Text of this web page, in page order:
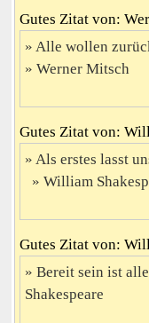
Gutes Zitat von:
Alle wollen
Werner Mitsch
Gutes Zitat von:
Als erstes lasst
William
Gutes Zitat von:
Bereit sein ist
Shakespeare